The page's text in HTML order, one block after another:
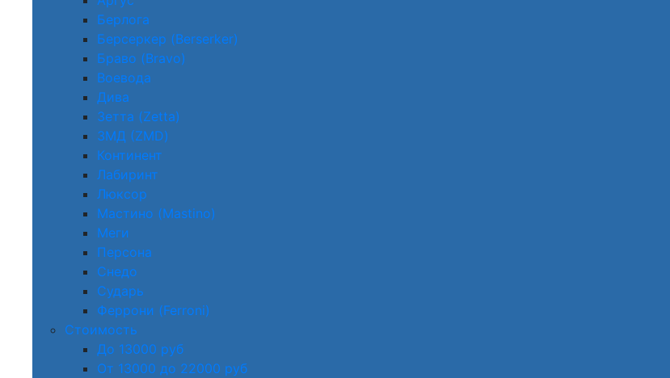
Берлога
Берсеркер (Berserker)
Браво (Bravo)
Воевода
Дива
Зетта (Zetta)
ЗМД (ZMD)
Континент
Лабиринт
Люксор
Мастино (Mastino)
Меги
Персона
Снедо
Сударь
Феррони (Ferroni)
Стоимость
До 13000 руб
От 13000 до 22000 руб